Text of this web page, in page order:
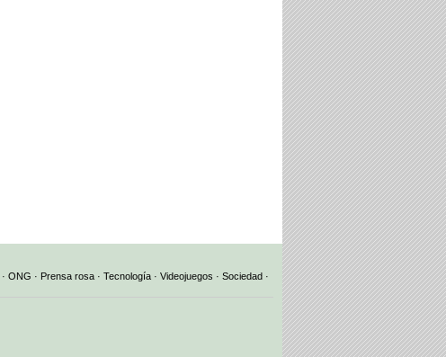
· ONG · Prensa rosa · Tecnología · Videojuegos · Sociedad ·